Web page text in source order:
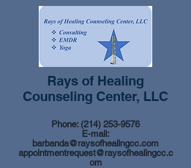
Rays of Healing
Counseling Center, LLC
Phone: (214) 253-9576
E-mail:
barbanda@raysofhealingcc.com
appointmentrequest@raysofhealingcc.c
om